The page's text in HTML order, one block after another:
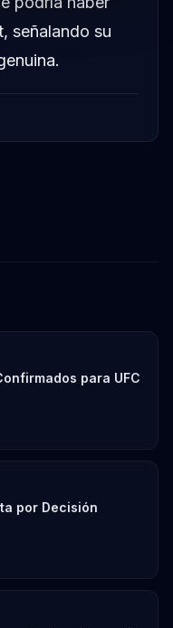
señalando su
para UFC
por Decisión